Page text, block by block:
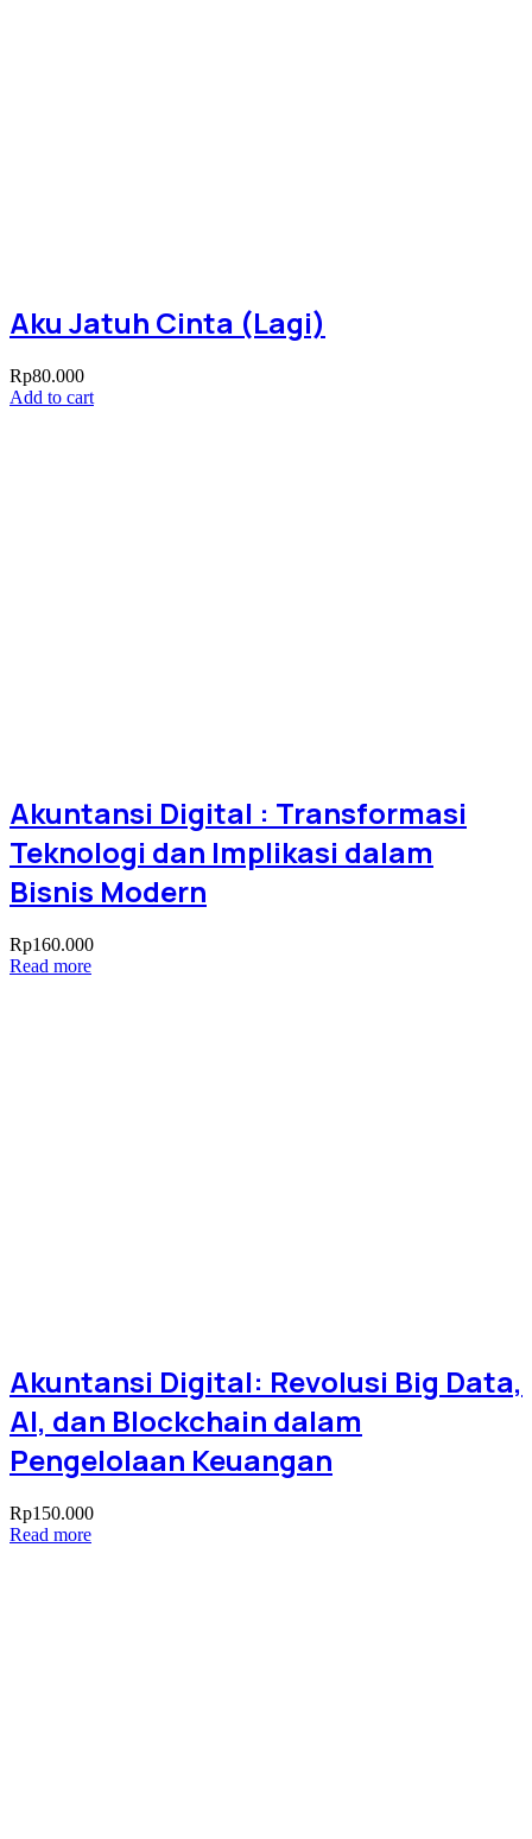
Aku Jatuh Cinta (Lagi)
Rp80.000
Add to cart
Akuntansi Digital : Transformasi
Teknologi dan Implikasi dalam
Bisnis Modern
Rp160.000
Read more
Akuntansi Digital: Revolusi Big Data,
AI, dan Blockchain dalam
Pengelolaan Keuangan
Rp150.000
Read more